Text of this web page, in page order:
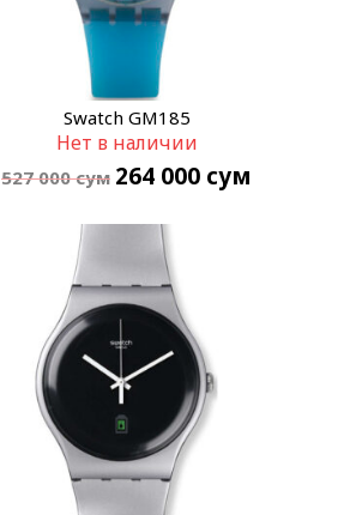
Swatch GM185
Нет в наличии
527 000сум 264 000 сум